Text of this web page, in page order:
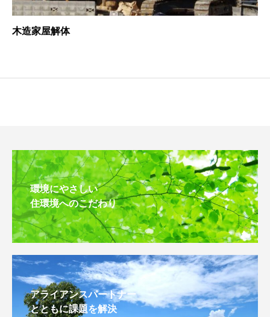
木造家屋解体
環境にやさしい
住環境へのこだわり
アライアンスパートナー
とともに課題を解決